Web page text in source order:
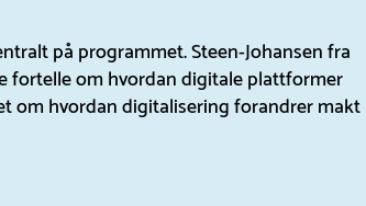
på programmet. Steen-Johansen fra
om hvordan digitale plattformer
om hvordan digitalisering forandrer makt